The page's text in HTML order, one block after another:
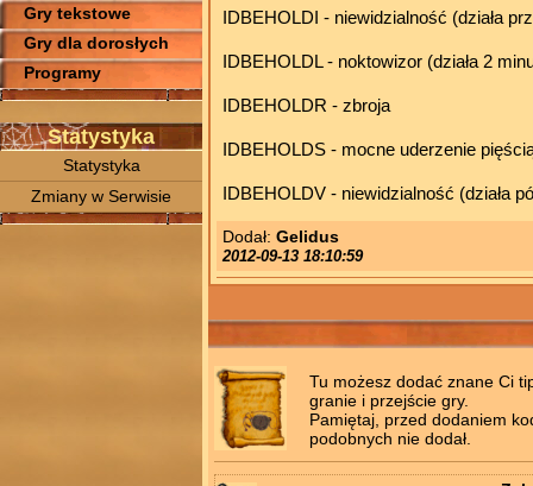
Gry tekstowe
Gry dla dorosłych
Programy
Statystyka
Statystyka
Zmiany w Serwisie
IDBEHOLDI - niewidzialność (działa
IDBEHOLDL - noktowizor (działa 2
IDBEHOLDR - zbroja
IDBEHOLDS - mocne uderzenie
IDBEHOLDV - niewidzialność (działa
Dodał: Gelidus
2012-09-13 18:10:59
Tu możesz dodać znane Ci
granie i przejście gry.
Pamiętaj, przed dodaniem
podobnych nie dodał.